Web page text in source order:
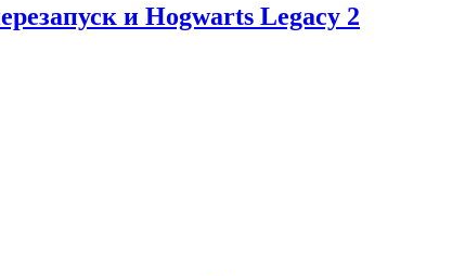
и Hogwarts Legacy 2